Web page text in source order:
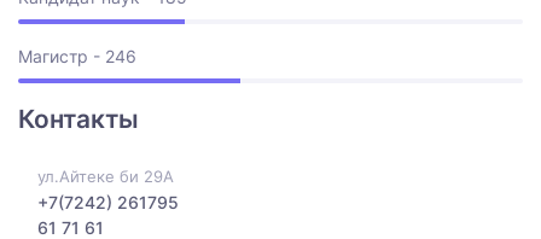
Магистр - 246
Контакты
ул.Айтеке би 29А
+7(7242) 261795
61 71 61